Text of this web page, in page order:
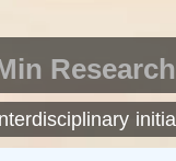
Research